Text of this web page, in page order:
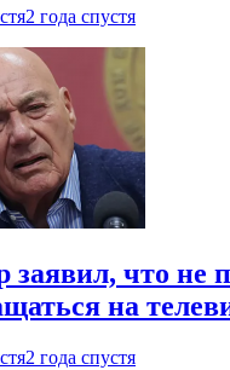
2 года спустя
заявил, что не
на
2 года спустя